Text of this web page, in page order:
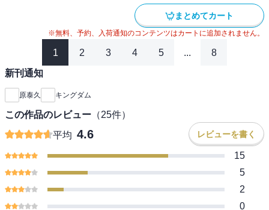
まとめてカート
※無料、予約、入荷通知のコンテンツはカートに追加されません。
1 2 3 4 5 ... 8
新刊通知
原泰久 キングダム
この作品のレビュー （25件）
平均 4.6 レビューを書く
15
5
2
0